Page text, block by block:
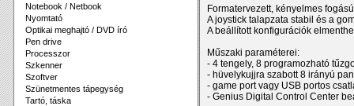
Notebook / Netbook
Nyomtató
Optikai meghajtó / DVD író
Pen drive
Processzor
Szkenner
Szoftver
Szünetmentes tápegység
Tartó, táska
Formatervezett, kényelmes
A joystick talapzata stabil és a
A beállított konfigurációk
Műszaki paraméterei:
- 4 tengely, 8 programozható
- hüvelykujjra szabott 8 irányú
- game port vagy USB portos
- Genius Digital Control Center